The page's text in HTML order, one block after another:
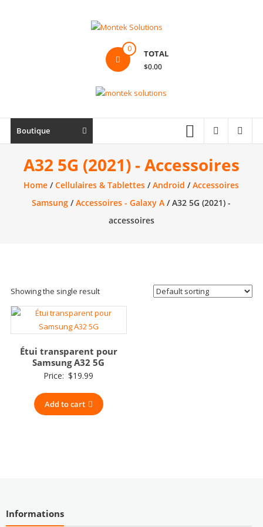
Ordinateur,
cellulaire
électronique
0 TOTAL
$0.00
Boutique
A32 5G (2021) - Accessoires
Home /Cellulaires & Tablettes /Android /Accessoires
Samsung /Accessoires - Galaxy A / A32 5G (2021) -
accessoires
Showing the single result
Étui transparent pour
Samsung A32 5G
Price: $19.99
Add to cart
Informations